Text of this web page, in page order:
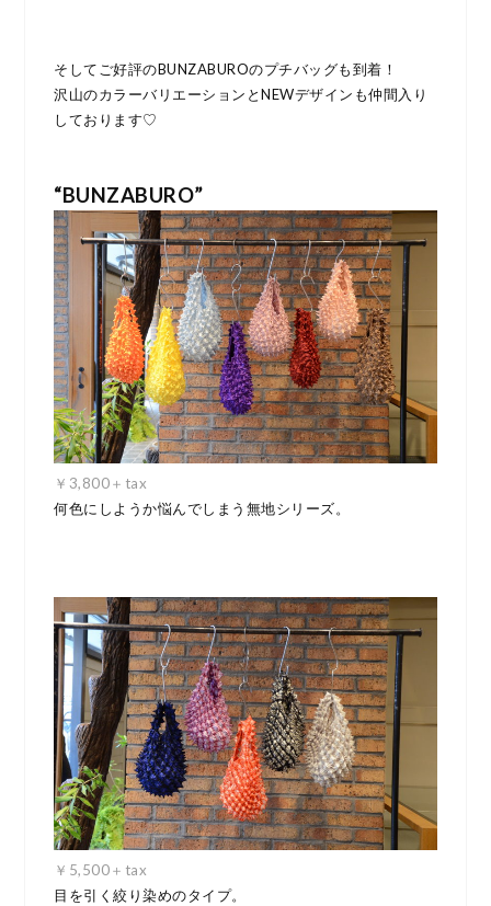
そしてご好評のBUNZABUROのプチバッグも到着！
沢山のカラーバリエーションとNEWデザインも仲間入り
しております♡
“BUNZABURO”
￥3,800＋tax
何色にしようか悩んでしまう無地シリーズ。
￥5,500＋tax
目を引く絞り染めのタイプ。